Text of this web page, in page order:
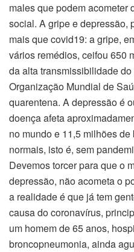
males que podem acometer
social. A gripe e depressão,
mais que covid19: a gripe,
vários remédios, ceifou 650
da alta transmissibilidade
Organização Mundial de
quarentena. A depressão é
doença afeta
no mundo e 11,5 milhões
normais, isto é, sem
Devemos torcer para que o
depressão, não acometa o
a realidade é que já tem
causa do coronavírus,
um homem de 65 anos,
broncopneumonia, ainda